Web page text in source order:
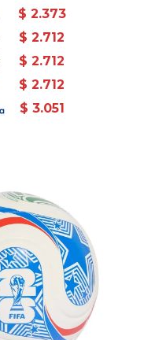
$ 2.373
$ 2.712
$ 2.712
$ 2.712
$ 3.051